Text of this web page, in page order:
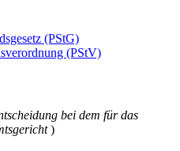
(PStG)
(PStV)
bei dem für das
)